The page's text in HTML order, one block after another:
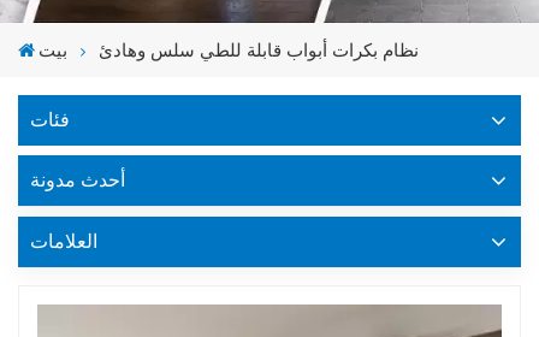
بيت نظام بكرات أبواب قابلة للطي سلس وهادئ
فئات
أحدث مدونة
العلامات